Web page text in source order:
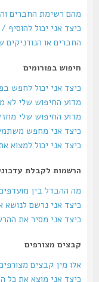
מהם רשימת החברים
כיצד אני יכול להוסיף /
החברים או הנודניקים שלי?
חיפוש בפורומים
כיצד אני יכול לחפש
מדוע החיפוש שלי לא
מדוע החיפוש שלי מחזיר
כיצד אני מחפש משתמשים?
כיצד אני יכול למצוא את
הרשמות לקבלת עדכונים
מה ההבדל בין מועדפים
כיצד אני נרשם לנושא או
כיצד אני מסיר את
קבצים מצורפים
אלו מין קבצים מצורפים
כיצד אני מוצא את כל